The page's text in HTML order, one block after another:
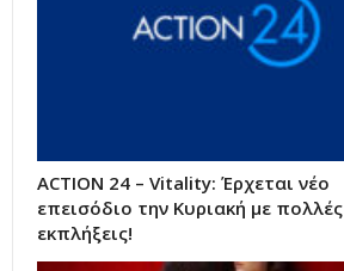
ACTION 24 – Vitality: Έρχεται νέο
επεισόδιο την Κυριακή με πολλές
εκπλήξεις!